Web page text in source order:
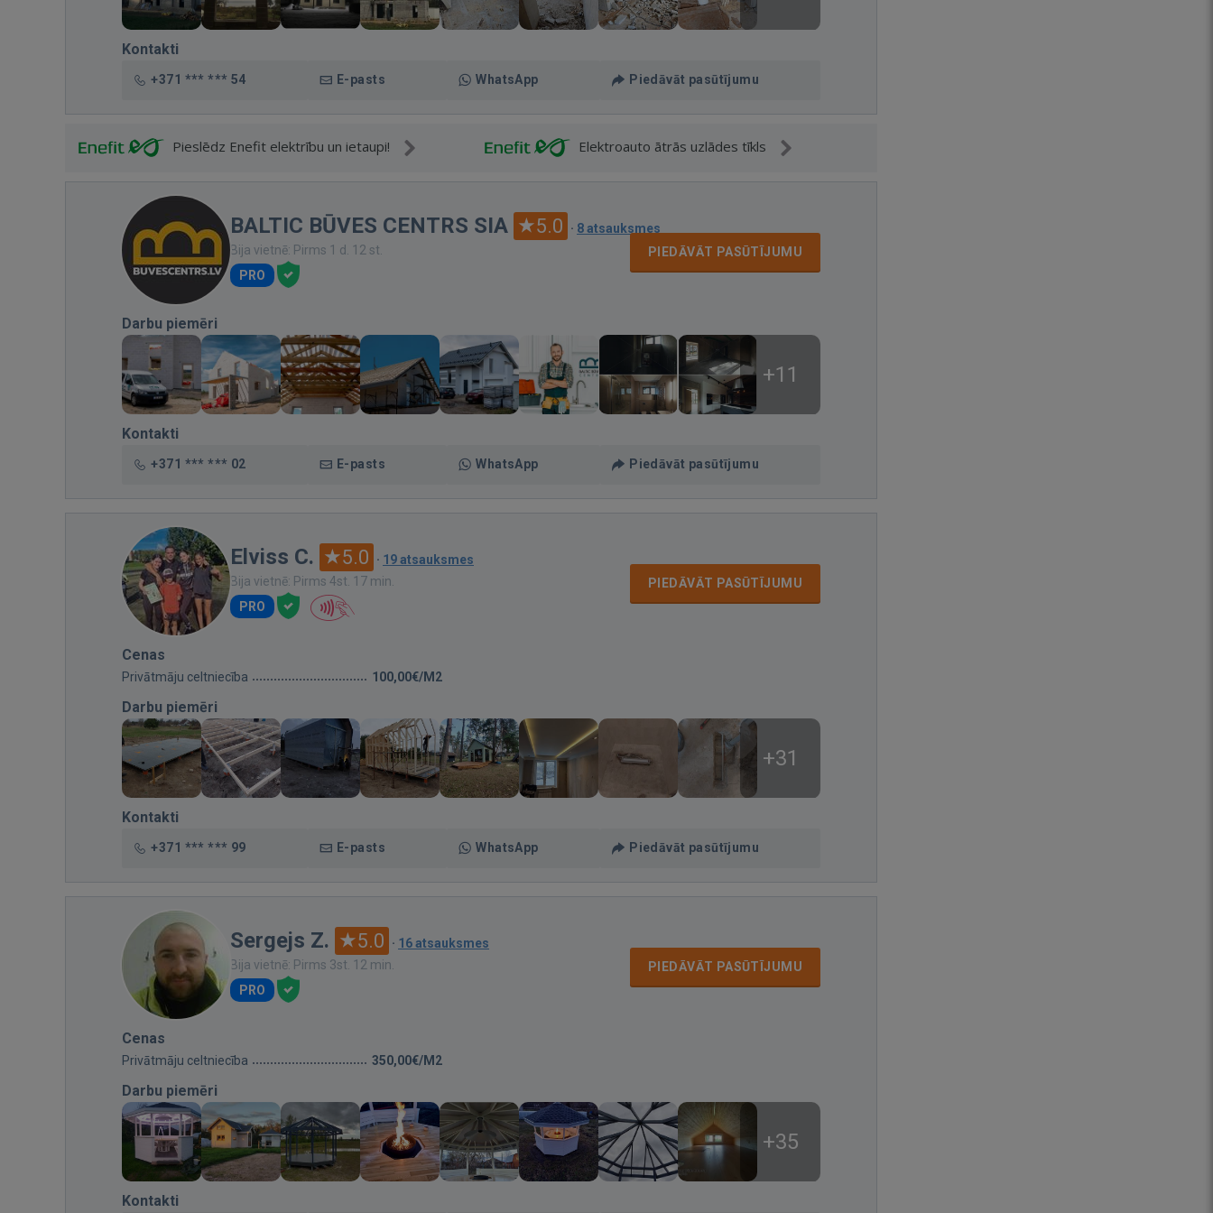
Kontakti
+371 *** *** 54 E-pasts WhatsApp Piedāvāt pasūtījumu
Pieslēdz Enefit elektrību un ietaupi! Elektroauto ātrās uzlādes tīkls
BALTIC BŪVES CENTRS SIA 5.0 · 8 atsauksmes
Bija vietnē: Pirms 1 d. 12 st.
PRO
PIEDĀVĀT PASŪTĪJUMU
Darbu piemēri
+11
Kontakti
+371 *** *** 02 E-pasts WhatsApp Piedāvāt pasūtījumu
Elviss C. 5.0 · 19 atsauksmes
Bija vietnē: Pirms 4st. 17 min.
PRO
PIEDĀVĀT PASŪTĪJUMU
Cenas
Privātmāju celtniecība 100,00€/M2
Darbu piemēri
+31
Kontakti
+371 *** *** 99 E-pasts WhatsApp Piedāvāt pasūtījumu
Sergejs Z. 5.0 · 16 atsauksmes
Bija vietnē: Pirms 3st. 12 min.
PRO
PIEDĀVĀT PASŪTĪJUMU
Cenas
Privātmāju celtniecība 350,00€/M2
Darbu piemēri
+35
Kontakti